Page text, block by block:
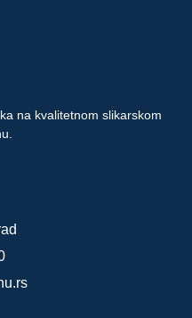
na kvalitetnom slikarskom